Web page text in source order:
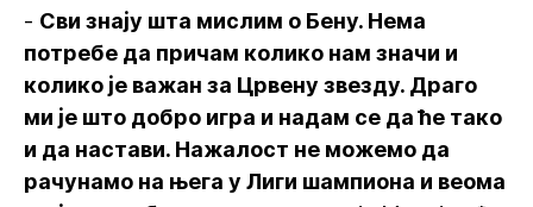
- Сви знају шта мислим о Бену. Нема
потребе да причам колико нам значи и
колико је важан за Црвену звезду. Драго
ми је што добро игра и надам се да ће тако
и да настави. Нажалост не можемо да
рачунамо на њега у Лиги шампиона и веома